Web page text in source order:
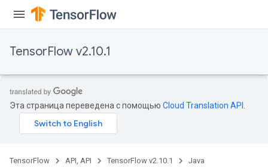
TensorFlow v2.10.1
Эта страница переведена с помощью Cloud Translation API
TensorFlow API, API TensorFlow v2.10.1 Java